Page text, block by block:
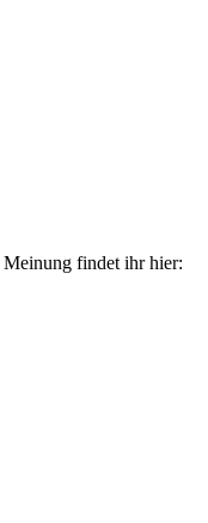
Meinung findet ihr hier: